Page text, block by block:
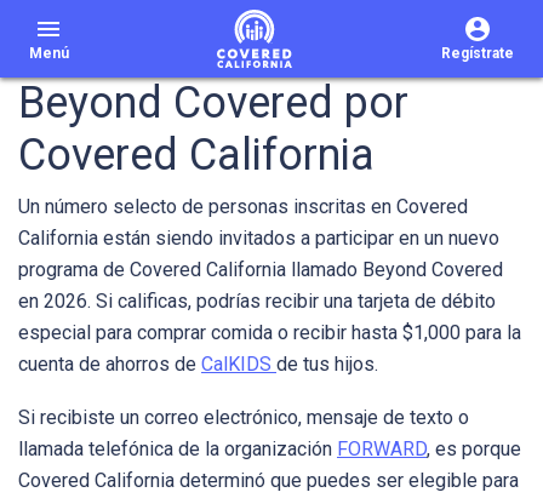
menu
Menú Regístrate
Beyond Covered por
Covered California
Un número selecto de personas inscritas en Covered
California están siendo invitados a participar en un nuevo
programa de Covered California llamado Beyond Covered
en 2026. Si calificas, podrías recibir una tarjeta de débito
especial para comprar comida o recibir hasta $1,000 para la
cuenta de ahorros de CalKIDS de tus hijos.
Si recibiste un correo electrónico, mensaje de texto o
llamada telefónica de la organización FORWARD, es porque
Covered California determinó que puedes ser elegible para